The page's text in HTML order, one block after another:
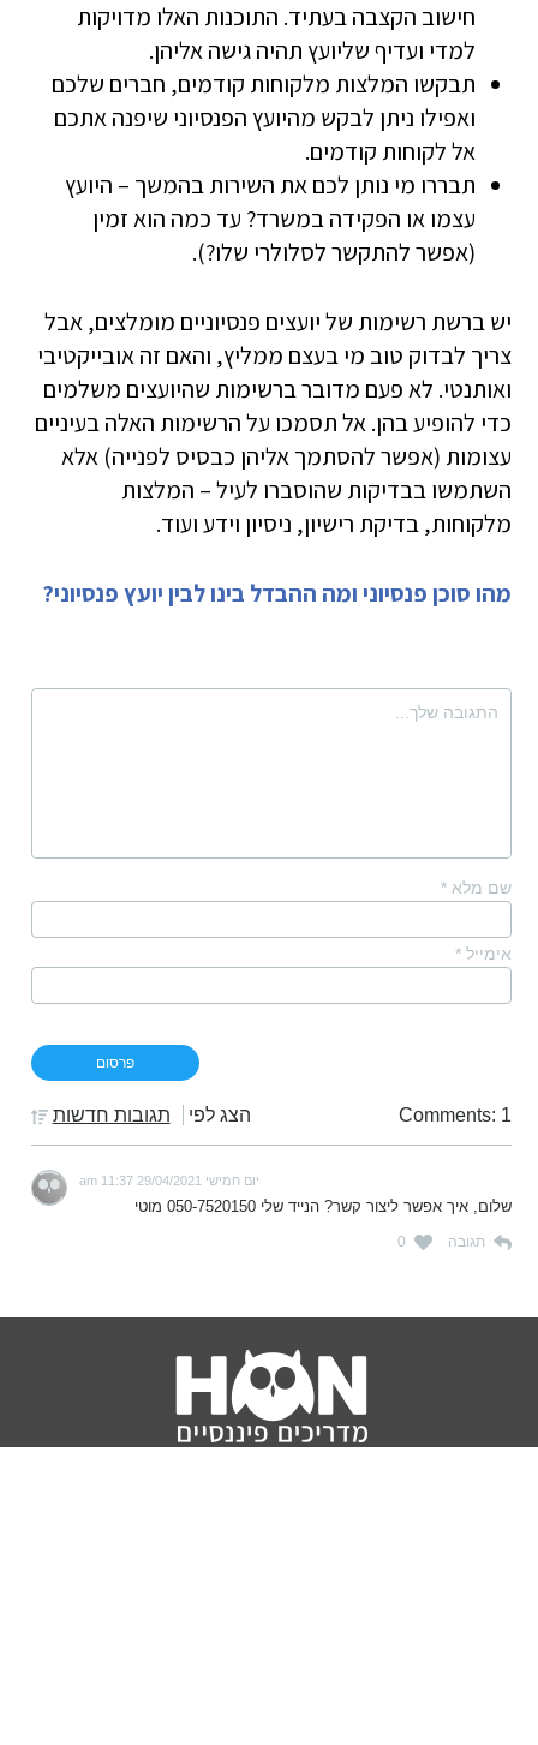
חישוב הקצבה בעתיד. התוכנות האלו מדויקות
למדי ועדיף שליועץ תהיה גישה אליהן.
תבקשו המלצות מלקוחות קודמים, חברים שלכם
ואפילו ניתן לבקש מהיועץ הפנסיוני שיפנה אתכם
אל לקוחות קודמים.
תבררו מי נותן לכם את השירות בהמשך – היועץ
עצמו או הפקידה במשרד? עד כמה הוא זמין
(אפשר להתקשר לסלולרי שלו?).
יש ברשת רשימות של יועצים פנסיוניים מומלצים, אבל
צריך לבדוק טוב מי בעצם ממליץ, והאם זה אובייקטיבי
ואותנטי. לא פעם מדובר ברשימות שהיועצים משלמים
כדי להופיע בהן. אל תסמכו על הרשימות האלה בעיניים
עצומות (אפשר להסתמך אליהן כבסיס לפנייה) אלא
השתמשו בבדיקות שהוסברו לעיל – המלצות
מלקוחות, בדיקת רישיון, ניסיון וידע ועוד.
מהו סוכן פנסיוני ומה ההבדל בינו לבין יועץ פנסיוני?
שם מלא *
אימייל *
Comments: 1 הצג לפי תגובות חדשות
יום חמישי 29/04/2021 11:37 am
שלום, איך אפשר ליצור קשר? הנייד שלי 050-7520150 מוטי
תגובה 0